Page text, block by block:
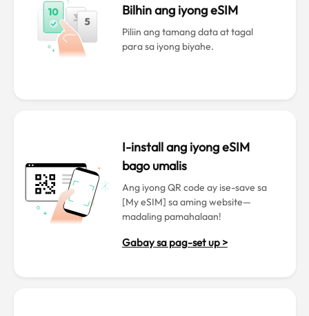
Bilhin ang iyong eSIM
Piliin ang tamang data at tagal
para sa iyong biyahe.
I-install ang iyong eSIM
bago umalis
Ang iyong QR code ay ise-save sa
[My eSIM] sa aming website—
madaling pamahalaan!
Gabay sa pag-set up >